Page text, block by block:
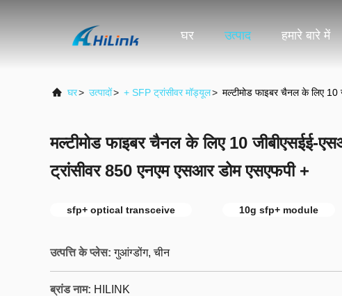
घर उत्पाद हमारे बारे में
घर> उत्पादों> + SFP ट्रांसीवर मॉड्यूल> मल्टीमोड फाइबर चैनल के लिए 10
मल्टीमोड फाइबर चैनल के लिए 10 जीबीएसईई-
ट्रांसीवर 850 एनएम एसआर डोम एसएफपी +
sfp+ optical transceive 10g sfp+ module
उत्पत्ति के प्लेस: गुआंग्डोंग, चीन
ब्रांड नाम: HILINK